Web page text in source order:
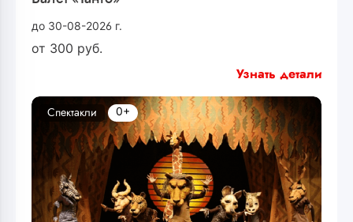
до 30-08-2026 г.
от 300 руб.
Узнать детали
Спектакли 0+